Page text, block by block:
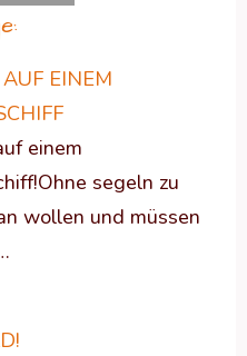
EINEM
einem
segeln zu
wollen und müssen